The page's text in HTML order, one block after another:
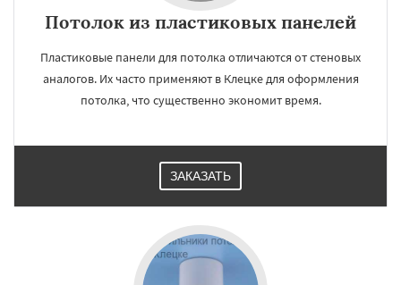
Потолок из пластиковых панелей
Пластиковые панели для потолка отличаются от стеновых
аналогов. Их часто применяют в Клецке для оформления
потолка, что существенно экономит время.
ЗАКАЗАТЬ